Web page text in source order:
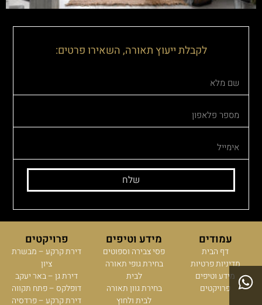
לקבלת ייעוץ תאורה, השאירו פרטים:
שלח
עמודים
דף הבית
מדיניות פרטיות
מידע וטיפים
פרויקטים
מידע וטיפים
פסי צבירה וספוטים
בחירת גופי תאורה
לבית
בחירת גוון תאורה
לבית ולחוץ
פרויקטים
דירת קרקע – מבשרת
ציון
דירת גן – באר יעקב
דופלקס – פתח תקווה
דירת קרקע – פרדסיה